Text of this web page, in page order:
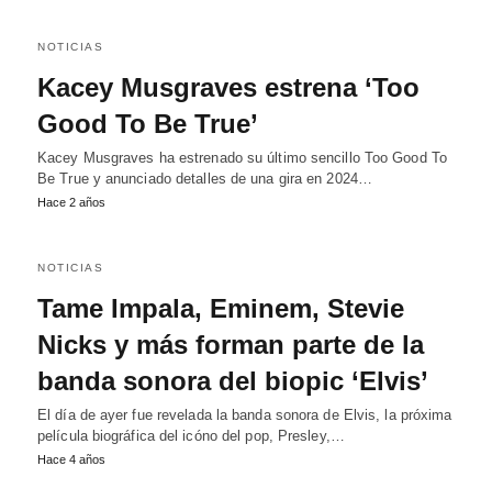
NOTICIAS
Kacey Musgraves estrena ‘Too
Good To Be True’
Kacey Musgraves ha estrenado su último sencillo Too Good To
Be True y anunciado detalles de una gira en 2024…
Hace 2 años
NOTICIAS
Tame Impala, Eminem, Stevie
Nicks y más forman parte de la
banda sonora del biopic ‘Elvis’
El día de ayer fue revelada la banda sonora de Elvis, la próxima
película biográfica del icóno del pop, Presley,…
Hace 4 años